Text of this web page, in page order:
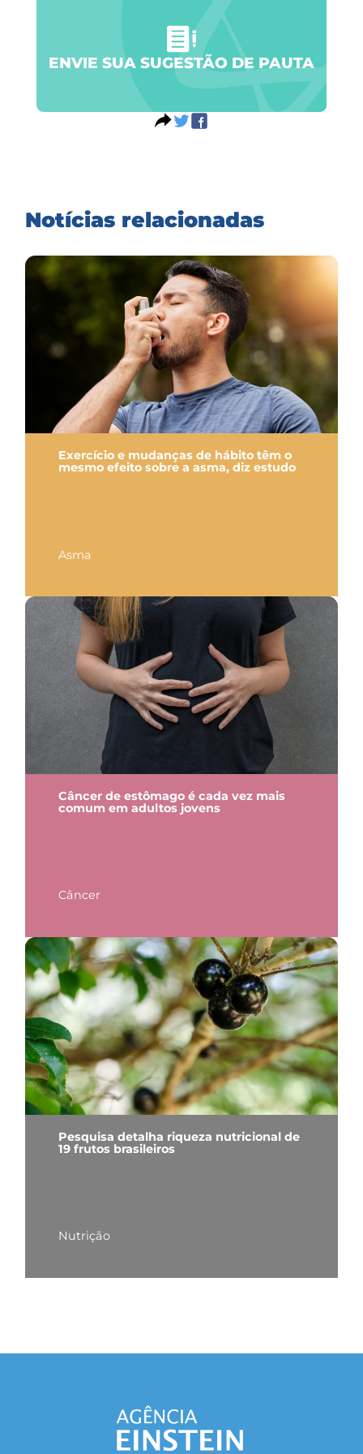
ENVIE SUA SUGESTÃO DE PAUTA
Notícias relacionadas
Exercício e mudanças de hábito têm o
mesmo efeito sobre a asma, diz estudo
Asma
Câncer de estômago é cada vez mais
comum em adultos jovens
Câncer
Pesquisa detalha riqueza nutricional de
19 frutos brasileiros
Nutrição